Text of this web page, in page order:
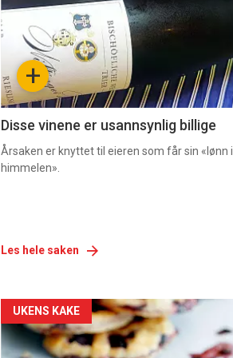
nå
3 +
Disse vinene er usannsynlig billige
Årsaken er knyttet til eieren som får sin «lønn i
himmelen».
Les hele saken
Forsiden
akkurat
UKENS KAKE